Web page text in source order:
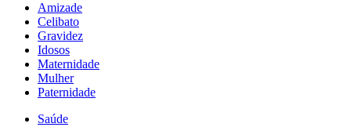
Amizade
Celibato
Gravidez
Idosos
Maternidade
Mulher
Paternidade
Saúde